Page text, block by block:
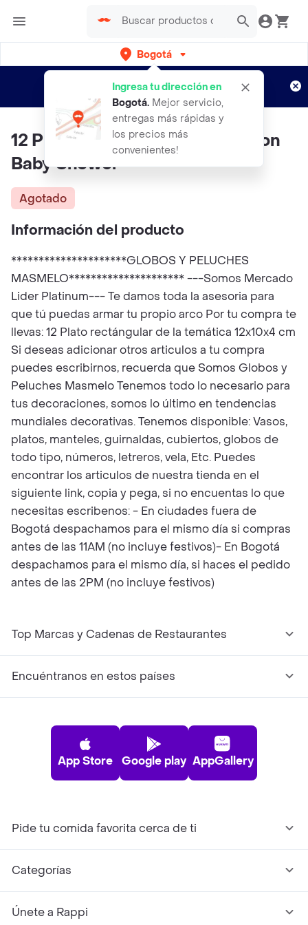
Bogotá
Ingresa tu dirección en
Bogotá. Mejor servicio,
entregas más rápidas y
los precios más
convenientes!
envíos gratis por semanas
Aplican TyC
12 Platos Decorativos Revelacion
Baby Shower
Agotado
Información del producto
*********************GLOBOS Y PELUCHES
MASMELO********************* ---Somos Mercado
Lider Platinum--- Te damos toda la asesoria para
que tú puedas armar tu propio arco Por tu compra te
llevas: 12 Plato rectángular de la temática 12x10x4 cm
Si deseas adicionar otros articulos a tu compra
puedes escribirnos, recuerda que Somos Globos y
Peluches Masmelo Tenemos todo lo necesario para
tus decoraciones, somos lo último en tendencias
mundiales decorativas. Tenemos disponible: Vasos,
platos, manteles, guirnaldas, cubiertos, globos de
todo tipo, números, letreros, vela, Etc. Puedes
encontrar los articulos de nuestra tienda en el
siguiente link, copia y pega, si no encuentas lo que
necesitas escribenos: - En ciudades fuera de
Bogotá despachamos para el mismo día si compras
antes de las 11AM (no incluye festivos)- En Bogotá
despachamos para el mismo día, si haces el pedido
antes de las 2PM (no incluye festivos)
Top Marcas y Cadenas de Restaurantes
Encuéntranos en estos países
App Store Google play AppGallery
Pide tu comida favorita cerca de ti
Categorías
Únete a Rappi